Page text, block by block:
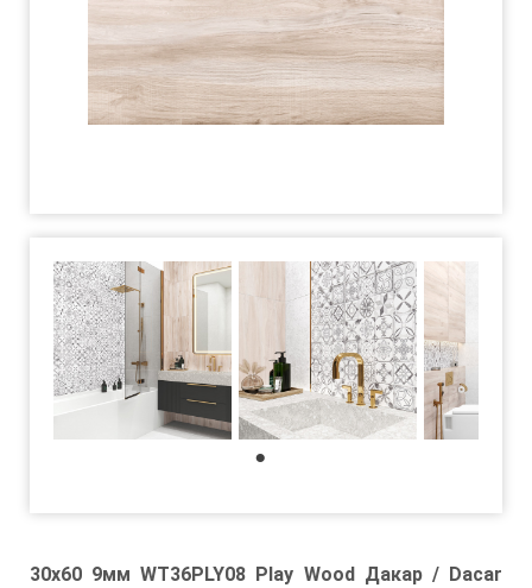
30x60 9мм WT36PLY08 Play Wood Дакар / Dacar